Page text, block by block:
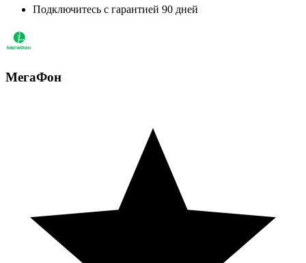
Подключитесь с гарантией 90 дней
МегаФон